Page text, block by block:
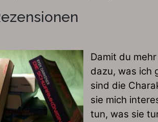
Damit du
dazu, was ich
sind die
sie mich
tun, was sie